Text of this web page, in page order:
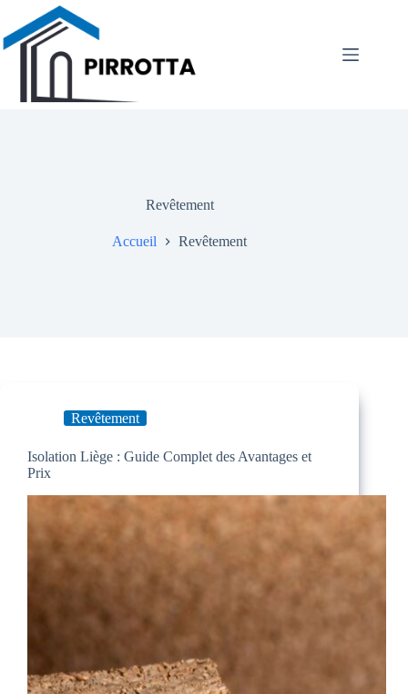
contenu
Revêtement
Accueil Revêtement
Revêtement
Isolation Liège : Guide Complet des Avantages et
Prix